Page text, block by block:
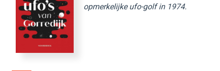
opmerkelijke ufo-golf in 1974.